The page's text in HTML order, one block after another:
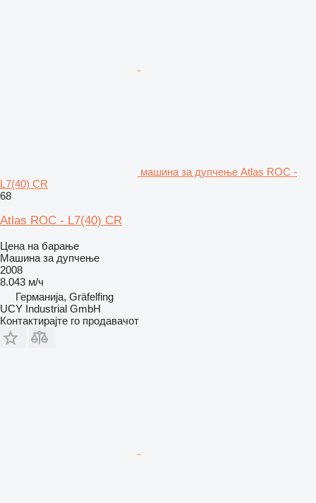
машина за дупчење Atlas ROC -
L7(40) CR
68
Atlas ROC - L7(40) CR
Цена на барање
Машина за дупчење
2008
8.043 м/ч
Германија, Gräfelfing
UCY Industrial GmbH
Контактирајте го продавачот